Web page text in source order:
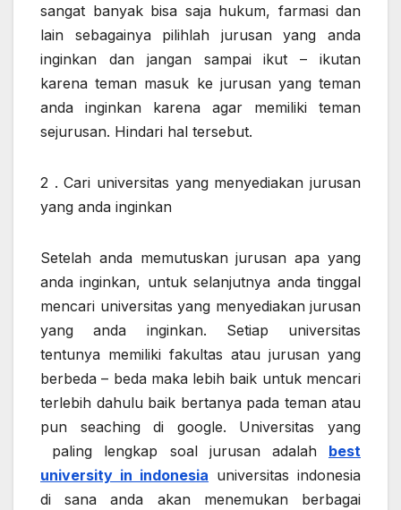
sangat banyak bisa saja hukum, farmasi dan
lain sebagainya pilihlah jurusan yang anda
inginkan dan jangan sampai ikut – ikutan
karena teman masuk ke jurusan yang teman
anda inginkan karena agar memiliki teman
sejurusan. Hindari hal tersebut.
2 . Cari universitas yang menyediakan jurusan
yang anda inginkan
Setelah anda memutuskan jurusan apa yang
anda inginkan, untuk selanjutnya anda tinggal
mencari universitas yang menyediakan jurusan
yang anda inginkan. Setiap universitas
tentunya memiliki fakultas atau jurusan yang
berbeda – beda maka lebih baik untuk mencari
terlebih dahulu baik bertanya pada teman atau
pun seaching di google. Universitas yang
paling lengkap soal jurusan adalah best
university in indonesia universitas indonesia
di sana anda akan menemukan berbagai